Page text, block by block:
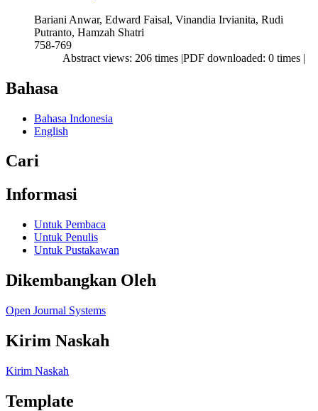
Bariani Anwar, Edward Faisal, Vinandia Irvianita, Rudi
Putranto, Hamzah Shatri
758-769
Abstract views: 206 times |PDF downloaded: 0 times |
Bahasa
Bahasa Indonesia
English
Cari
Informasi
Untuk Pembaca
Untuk Penulis
Untuk Pustakawan
Dikembangkan Oleh
Open Journal Systems
Kirim Naskah
Kirim Naskah
Template